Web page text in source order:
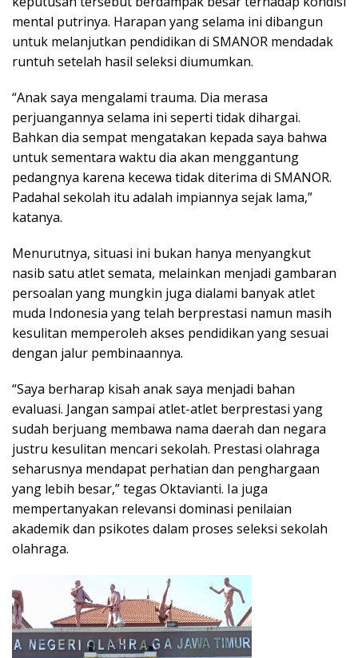
mental putrinya. Harapan yang selama ini dibangun
untuk melanjutkan pendidikan di SMANOR mendadak
runtuh setelah hasil seleksi diumumkan.
“Anak saya mengalami trauma. Dia merasa
perjuangannya selama ini seperti tidak dihargai.
Bahkan dia sempat mengatakan kepada saya bahwa
untuk sementara waktu dia akan menggantung
pedangnya karena kecewa tidak diterima di SMANOR.
Padahal sekolah itu adalah impiannya sejak lama,”
katanya.
Menurutnya, situasi ini bukan hanya menyangkut
nasib satu atlet semata, melainkan menjadi gambaran
persoalan yang mungkin juga dialami banyak atlet
muda Indonesia yang telah berprestasi namun masih
kesulitan memperoleh akses pendidikan yang sesuai
dengan jalur pembinaannya.
“Saya berharap kisah anak saya menjadi bahan
evaluasi. Jangan sampai atlet-atlet berprestasi yang
sudah berjuang membawa nama daerah dan negara
justru kesulitan mencari sekolah. Prestasi olahraga
seharusnya mendapat perhatian dan penghargaan
yang lebih besar,” tegas Oktavianti. Ia juga
mempertanyakan relevansi dominasi penilaian
akademik dan psikotes dalam proses seleksi sekolah
olahraga.